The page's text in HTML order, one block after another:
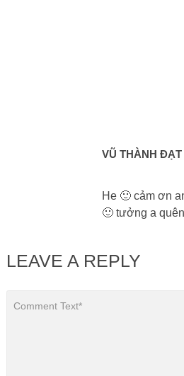
VŨ THÀNH ĐẠT
He 🙂 cảm ơn
🙂 tưởng a
LEAVE A REPLY